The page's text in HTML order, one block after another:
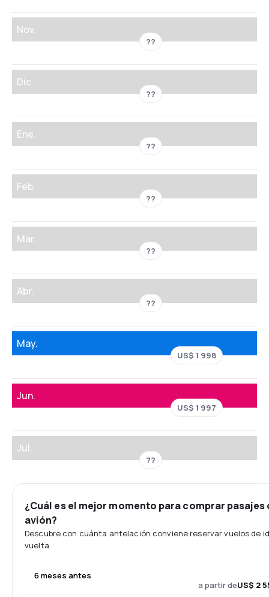
Nov.
??
Dic.
??
Ene.
??
Feb.
??
Mar.
??
Abr.
??
May.
US$ 1 998
Jun.
US$ 1 997
Jul.
??
¿Cuál es el mejor momento para comprar pasajes
avión?
Descubre con cuánta antelación conviene reservar vuelos de
vuelta.
6 meses antes
a partir deUS$ 2